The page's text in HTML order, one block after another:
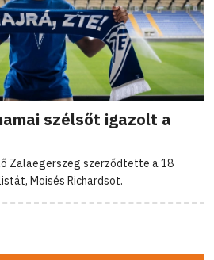
szélsőt igazolt a
Zalaegerszeg szerződtette a 18
Moisés Richardsot.